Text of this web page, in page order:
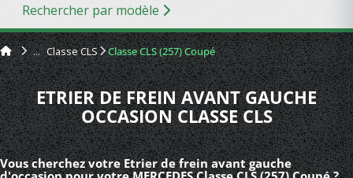
Rechercher par modèle
Classe CLS Classe CLS (257) Coupé
ETRIER DE FREIN AVANT GAUCHE
OCCASION CLASSE CLS
Vous cherchez votre Etrier de frein avant gauche